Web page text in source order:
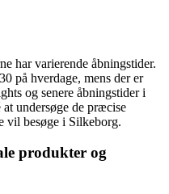
har varierende åbningstider.
på hverdage, mens der er
og senere åbningstider i
undersøge de præcise
vil besøge i Silkeborg.
produkter og